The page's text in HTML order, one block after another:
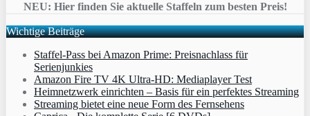
NEU: Hier finden Sie aktuelle Staffeln zum besten Preis!
Wichtige Beiträge
Staffel-Pass bei Amazon Prime: Preisnachlass für
Serienjunkies
Amazon Fire TV 4K Ultra-HD: Mediaplayer Test
Heimnetzwerk einrichten – Basis für ein perfektes Streaming
Streaming bietet eine neue Form des Fernsehens